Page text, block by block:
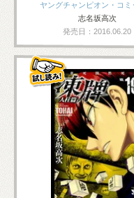
ヤングチャンピオン・コミ
志名坂高次
発売日：2016.06.20